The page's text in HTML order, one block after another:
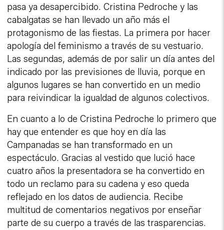
pasa ya desapercibido. Cristina Pedroche y las
cabalgatas se han llevado un año más el
protagonismo de las fiestas. La primera por hacer
apología del feminismo a través de su vestuario.
Las segundas, además de por salir un día antes del
indicado por las previsiones de lluvia, porque en
algunos lugares se han convertido en un medio
para reivindicar la igualdad de algunos colectivos.
En cuanto a lo de Cristina Pedroche lo primero que
hay que entender es que hoy en día las
Campanadas se han transformado en un
espectáculo. Gracias al vestido que lució hace
cuatro años la presentadora se ha convertido en
todo un reclamo para su cadena y eso queda
reflejado en los datos de audiencia. Recibe
multitud de comentarios negativos por enseñar
parte de su cuerpo a través de las trasparencias.